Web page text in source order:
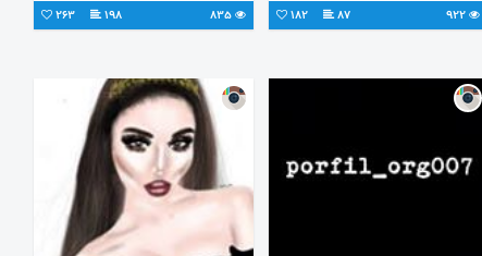
922
87
182
835
198
263